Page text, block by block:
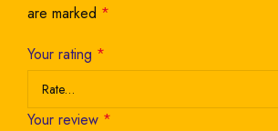
are marked *
Your rating *
Your review *